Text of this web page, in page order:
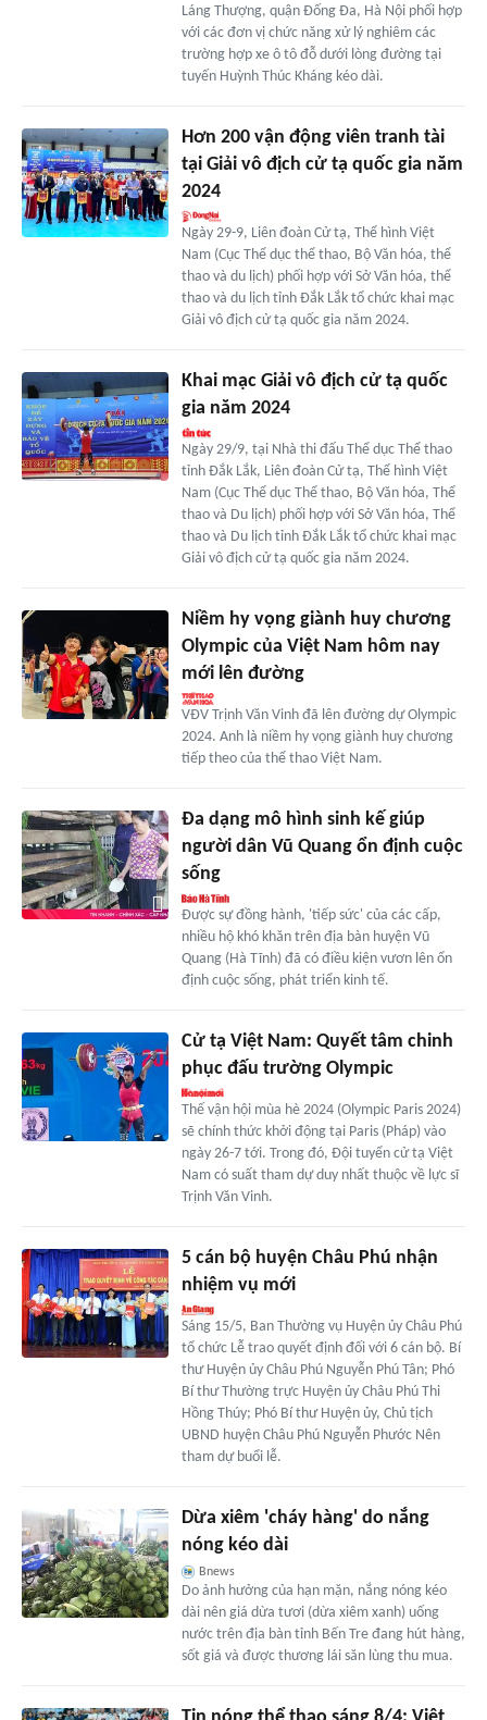
Láng Thượng, quận Đống Đa, Hà Nội phối hợp
với các đơn vị chức năng xử lý nghiêm các
trường hợp xe ô tô đỗ dưới lòng đường tại
tuyến Huỳnh Thúc Kháng kéo dài.
Hơn 200 vận động viên tranh tài
tại Giải vô địch cử tạ quốc gia năm
2024
Ngày 29-9, Liên đoàn Cử tạ, Thể hình Việt
Nam (Cục Thể dục thể thao, Bộ Văn hóa, thể
thao và du lịch) phối hợp với Sở Văn hóa, thể
thao và du lịch tỉnh Đắk Lắk tổ chức khai mạc
Giải vô địch cử tạ quốc gia năm 2024.
Khai mạc Giải vô địch cử tạ quốc
gia năm 2024
Ngày 29/9, tại Nhà thi đấu Thể dục Thể thao
tỉnh Đắk Lắk, Liên đoàn Cử tạ, Thể hình Việt
Nam (Cục Thể dục Thể thao, Bộ Văn hóa, Thể
thao và Du lịch) phối hợp với Sở Văn hóa, Thể
thao và Du lịch tỉnh Đắk Lắk tổ chức khai mạc
Giải vô địch cử tạ quốc gia năm 2024.
Niềm hy vọng giành huy chương
Olympic của Việt Nam hôm nay
mới lên đường
VĐV Trịnh Văn Vinh đã lên đường dự Olympic
2024. Anh là niềm hy vọng giành huy chương
tiếp theo của thể thao Việt Nam.
Đa dạng mô hình sinh kế giúp
người dân Vũ Quang ổn định cuộc
sống
Được sự đồng hành, 'tiếp sức' của các cấp,
nhiều hộ khó khăn trên địa bàn huyện Vũ
Quang (Hà Tĩnh) đã có điều kiện vươn lên ổn
định cuộc sống, phát triển kinh tế.
Cử tạ Việt Nam: Quyết tâm chinh
phục đấu trường Olympic
Thế vận hội mùa hè 2024 (Olympic Paris 2024)
sẽ chính thức khởi động tại Paris (Pháp) vào
ngày 26-7 tới. Trong đó, Đội tuyển cử tạ Việt
Nam có suất tham dự duy nhất thuộc về lực sĩ
Trịnh Văn Vinh.
5 cán bộ huyện Châu Phú nhận
nhiệm vụ mới
Sáng 15/5, Ban Thường vụ Huyện ủy Châu Phú
tổ chức Lễ trao quyết định đối với 6 cán bộ. Bí
thư Huyện ủy Châu Phú Nguyễn Phú Tân; Phó
Bí thư Thường trực Huyện ủy Châu Phú Thi
Hồng Thúy; Phó Bí thư Huyện ủy, Chủ tịch
UBND huyện Châu Phú Nguyễn Phước Nên
tham dự buổi lễ.
Dừa xiêm 'cháy hàng' do nắng
nóng kéo dài
Bnews
Do ảnh hưởng của hạn mặn, nắng nóng kéo
dài nên giá dừa tươi (dừa xiêm xanh) uống
nước trên địa bàn tỉnh Bến Tre đang hút hàng,
sốt giá và được thương lái săn lùng thu mua.